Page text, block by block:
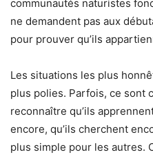
communautés naturistes
ne demandent pas aux
pour prouver qu’ils
Les situations les plus
plus polies. Parfois, ce sont
reconnaître qu’ils
encore, qu’ils cherchent
plus simple pour les autres.